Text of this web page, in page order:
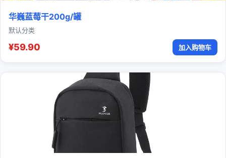
华巍蓝莓干200g/罐
默认分类
¥59.90 加入购物车